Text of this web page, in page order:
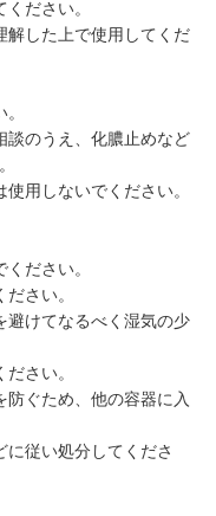
ださい。
解した上で使用してくだ
談のうえ、化膿止めなど
用しないでください。
ださい。
さい。
避けてなるべく湿気の少
さい。
ぐため、他の容器に入
従い処分してくださ